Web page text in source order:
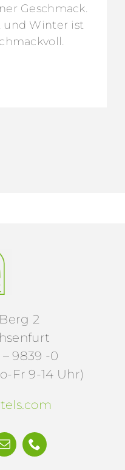
Geschmack.
und Winter ist
2
– 9839 -0
Fr 9-14 Uhr)